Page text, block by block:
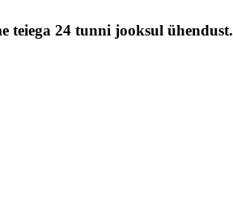
teiega 24 tunni jooksul ühendust.